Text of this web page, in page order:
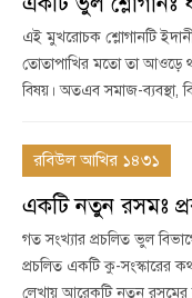
এই মুখরোচক শ্লোগানটি
তোতাপাখির মতো তা আওড়ে
বিষয়। অতএব সমাজ-ব্যবস্থা,
রবিউল আখির ১৪৩১
একটি নতুন রসমঃ
গত সংখ্যার প্রচলিত ভুল
প্রচলিত একটি কু-সংস্কারের
লেখায় আরেকটি নতুন রসমের